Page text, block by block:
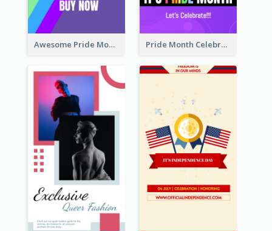
Awesome Pride Month Merch Instagram Story Design Pride Month Celebration Instagram Story Design